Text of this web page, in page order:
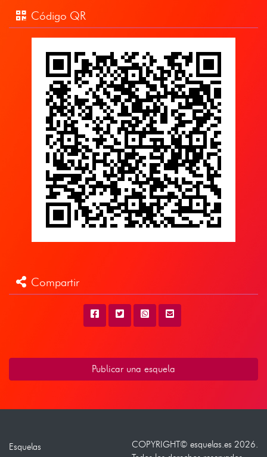
Código QR
Compartir
Publicar una esquela
Esquelas COPYRIGHT© esquelas.es 2026.